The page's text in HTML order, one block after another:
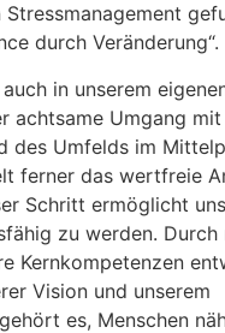
durch Veränderung“.
in unserem
achtsame Umgang
des Umfelds im
ferner das wertfreie
Schritt ermöglicht
zu werden. Durch
Kernkompetenzen
Vision und unserem
es, Menschen